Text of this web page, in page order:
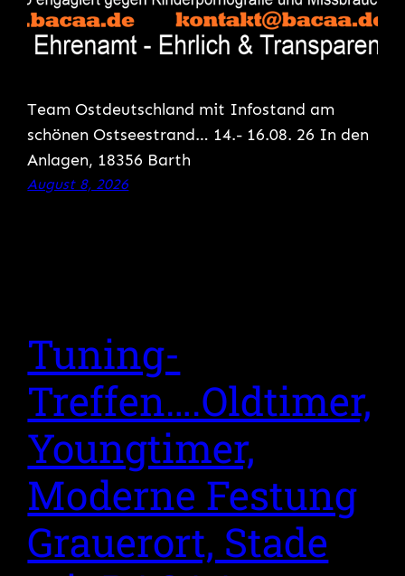
Team Ostdeutschland mit Infostand am
schönen Ostseestrand… 14.- 16.08. 26 In den
Anlagen, 18356 Barth
August 8, 2026
Tuning-
Treffen….Oldtimer,
Youngtimer,
Moderne Festung
Grauerort, Stade